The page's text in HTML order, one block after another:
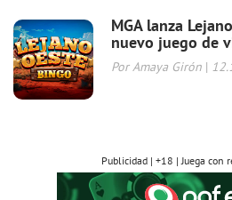
MGA lanza
nuevo juego de
Por Amaya Girón |
Publicidad | +18 | Juega con